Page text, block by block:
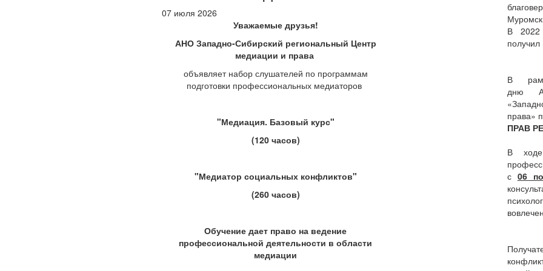
07 июля 2026
Уважаемые друзья!
АНО Западно-Сибирский региональный Центр
медиации и права
объявляет набор слушателей по программам
подготовки профессиональных медиаторов
"Медиация. Базовый курс"
(120 часов)
"Медиатор социальных конфликтов"
(260 часов)
Обучение дает право на ведение
профессиональной деятельности в области
медиации
В 2022
получил
В
дню
права»
ПРАВ
В
с 06